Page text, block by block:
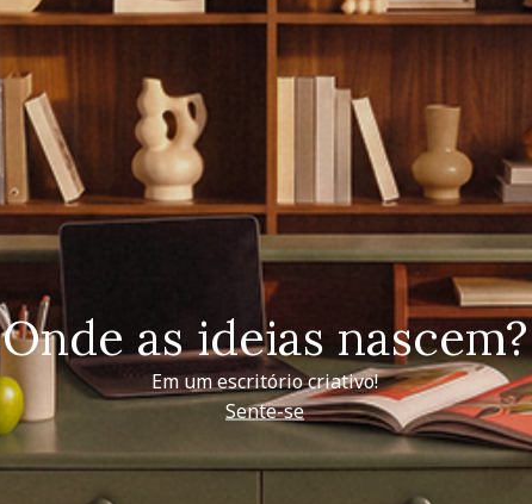
Onde as ideias nascem?
Em um escritório criativo!
Sente-se